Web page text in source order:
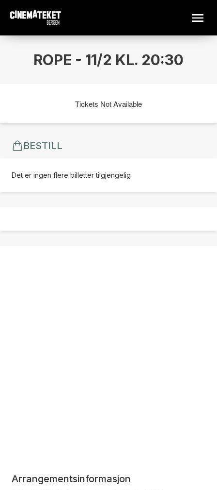
ROPE - 11/2 KL. 20:30
Tickets Not Available
BESTILL
Det er ingen flere billetter tilgjengelig
Arrangementsinformasjon